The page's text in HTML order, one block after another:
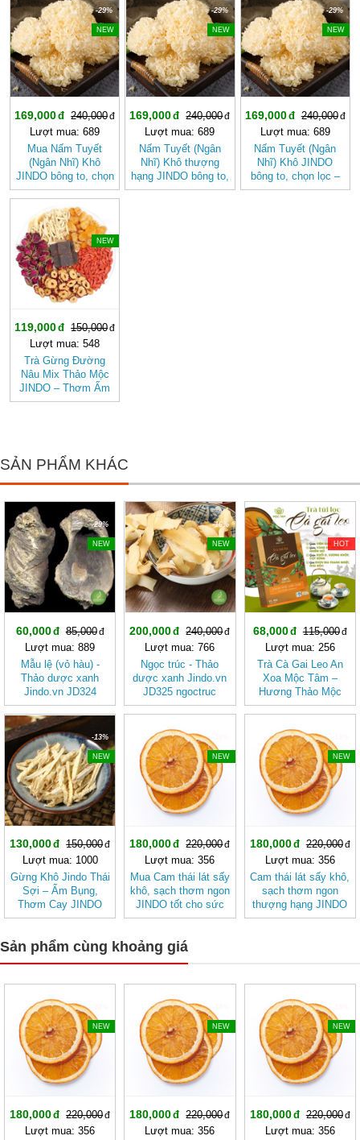
-29%
NEW
169,000
240,000
Lượt mua: 689
Mua Nấm Tuyết
(Ngân Nhĩ) Khô
JINDO bông to, chọn
lọc tốt cho sức khỏe
-29%
NEW
169,000
240,000
Lượt mua: 689
Nấm Tuyết (Ngân
Nhĩ) Khô thượng
hạng JINDO bông to,
chọn lọc
-29%
NEW
169,000
240,000
Lượt mua: 689
Nấm Tuyết (Ngân
Nhĩ) Khô JINDO
bông to, chọn lọc –
Dưỡng Nhan, Thanh
-20%
NEW
119,000
150,000
Lượt mua: 548
Trà Gừng Đường
Nâu Mix Thảo Mộc
JINDO – Thơm Ấm
Tự Nhiên, Dễ Uống
SẢN PHẨM KHÁC
-29%
NEW
60,000
85,000
Lượt mua: 889
Mẫu lệ (vỏ hàu) -
Thảo dược xanh
Jindo.vn JD324
maule
-16%
NEW
200,000
240,000
Lượt mua: 766
Ngọc trúc - Thảo
dược xanh Jindo.vn
JD325 ngoctruc
-40%
HOT
68,000
115,000
Lượt mua: 256
Trà Cà Gai Leo An
Xoa Mộc Tâm –
Hương Thảo Mộc
Cho Ngày Thư Thái
-13%
NEW
130,000
150,000
Lượt mua: 1000
Gừng Khô Jindo Thái
Sợi – Ấm Bụng,
Thơm Cay JINDO
NEW
180,000
220,000
Lượt mua: 356
Mua Cam thái lát sấy
khô, sạch thơm ngon
JINDO tốt cho sức
khỏe
NEW
180,000
220,000
Lượt mua: 356
Cam thái lát sấy khô,
sạch thơm ngon
thượng hạng JINDO
tốt cho sức khỏe
Sản phẩm cùng khoảng giá
NEW
180,000
220,000
Lượt mua: 356
NEW
180,000
220,000
Lượt mua: 356
NEW
180,000
220,000
Lượt mua: 356